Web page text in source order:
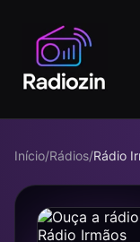
Início/Rádios/Rádio